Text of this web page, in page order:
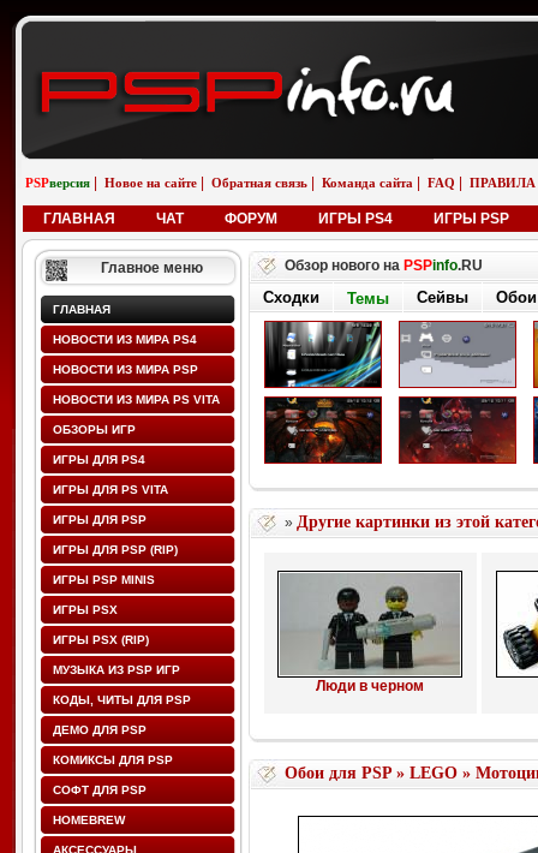
PSPверсия Новое на сайте Обратная связь Команда сайта FAQ ПРАВИЛА
ГЛАВНАЯ ЧАТ ФОРУМ ИГРЫ PS4 ИГРЫ PSP
Главное меню
ГЛАВНАЯ
НОВОСТИ ИЗ МИРА PS4
НОВОСТИ ИЗ МИРА PSP
НОВОСТИ ИЗ МИРА PS VITA
ОБЗОРЫ ИГР
ИГРЫ ДЛЯ PS4
ИГРЫ ДЛЯ PS VITA
ИГРЫ ДЛЯ PSP
ИГРЫ ДЛЯ PSP (RIP)
ИГРЫ PSP MINIS
ИГРЫ PSX
ИГРЫ PSX (RIP)
МУЗЫКА ИЗ PSP ИГР
КОДЫ, ЧИТЫ ДЛЯ PSP
ДЕМО ДЛЯ PSP
КОМИКСЫ ДЛЯ PSP
СОФТ ДЛЯ PSP
HOMEBREW
АКСЕССУАРЫ
Обзор нового на PSPinfo.RU
Сходки Темы Сейвы Обои
» Другие картинки из этой
Люди в черном
Обои для PSP» LEGO»